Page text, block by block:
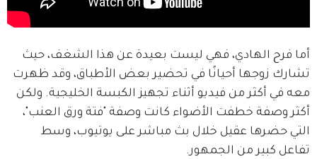
أما فرح الهادي، فهي ليست بعيدة عن هذا الشغف، حيث
تشارك زوجها أحيانًا في تحضير بعض الأطباق، وقد ظهرت
معه في أكثر من فيديو أثناء تجهيز الكبسة الخليجية. ولكن
أكثر وصفة خطفت الأضواء كانت وصفة "فتة ورق العنب"،
التي حضرها عقيل خلال بث مباشر على يوتيوب، وسط
تفاعل كبير من الجمهور.